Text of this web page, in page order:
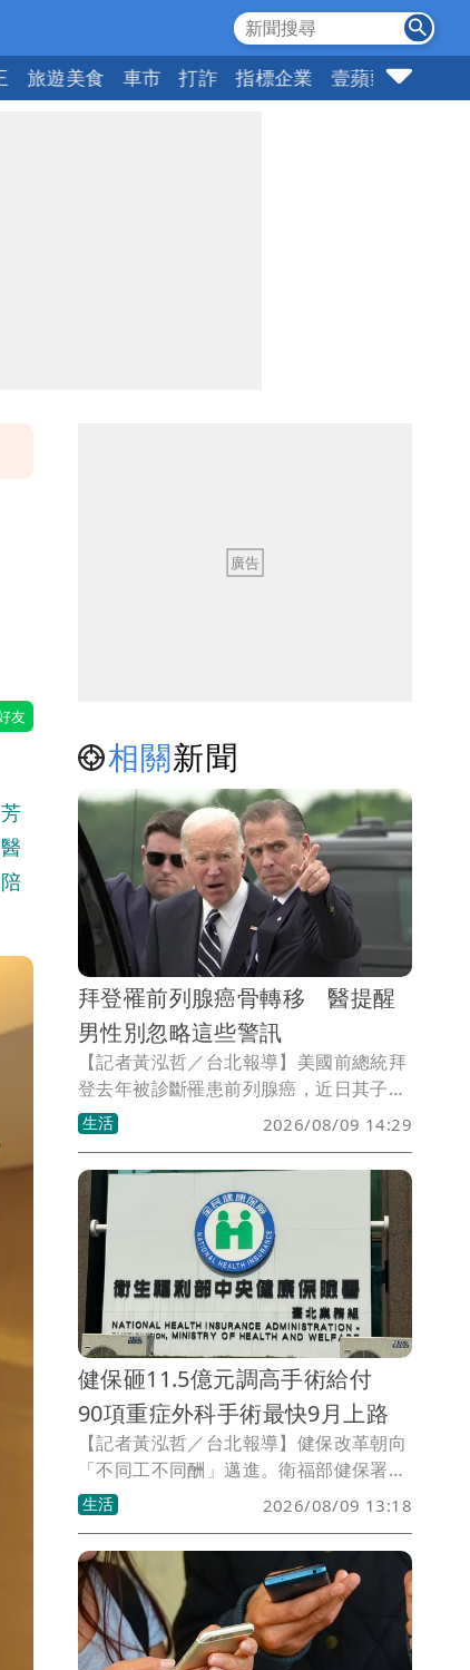
旅遊美食 車市 打詐 指標企業 壹蘋頭家
相關新聞
拜登罹前列腺癌骨轉移 醫提醒
男性別忽略這些警訊
【記者黃泓哲／台北報導】美國前總統拜
登去年被診斷罹患前列腺癌，近日其子韓
特透露，癌細胞已擴散並轉移至骨骼，再
度引發外界對前列腺癌的關注。醫師指
出，前列腺癌是男性常見癌症之一，好發
於50歲以上族群，部分患者與家族遺傳有
關。如果父親或兄弟曾罹患前列腺癌，風
險可能提高2倍以上；若家族中有多人罹
病，風險還會進一步增加。此外，慢性發
炎、攝護腺炎、高脂飲食等因素，也可能
提高罹癌機率。
生活 2026/08/09 14:29
健保砸11.5億元調高手術給付
90項重症外科手術最快9月上路
【記者黃泓哲／台北報導】健保改革朝向
「不同工不同酬」邁進。衛福部健保署宣
布，將投入11.5億元調升90項重症外科手
術給付，涵蓋整形外科、神經外科、骨
科、消化系外科及大腸直腸外科等領域，
預計最快9月實施。此舉希望讓高難度、
風險高且耗時的重症手術獲得更合理報
酬，穩定外科醫師投入重症醫療的意願，
避免醫療人力持續流失。
生活 2026/08/09 13:18